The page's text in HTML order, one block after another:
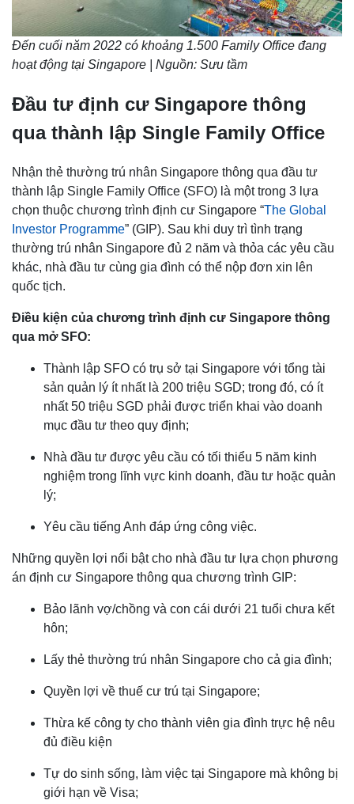
Đến cuối năm 2022 có khoảng 1.500 Family Office đang
hoạt động tại Singapore | Nguồn: Sưu tầm
Đầu tư định cư Singapore thông
qua thành lập Single Family Office
Nhận thẻ thường trú nhân Singapore thông qua đầu tư
thành lập Single Family Office (SFO) là một trong 3 lựa
chọn thuộc chương trình định cư Singapore “The Global
Investor Programme” (GIP). Sau khi duy trì tình trạng
thường trú nhân Singapore đủ 2 năm và thỏa các yêu cầu
khác, nhà đầu tư cùng gia đình có thể nộp đơn xin lên
quốc tịch.
Điều kiện của chương trình định cư Singapore thông
qua mở SFO:
Thành lập SFO có trụ sở tại Singapore với tổng tài
sản quản lý ít nhất là 200 triệu SGD; trong đó, có ít
nhất 50 triệu SGD phải được triển khai vào doanh
mục đầu tư theo quy định;
Nhà đầu tư được yêu cầu có tối thiểu 5 năm kinh
nghiệm trong lĩnh vực kinh doanh, đầu tư hoặc quản
lý;
Yêu cầu tiếng Anh đáp ứng công việc.
Những quyền lợi nổi bật cho nhà đầu tư lựa chọn phương
án định cư Singapore thông qua chương trình GIP:
Bảo lãnh vợ/chồng và con cái dưới 21 tuổi chưa kết
hôn;
Lấy thẻ thường trú nhân Singapore cho cả gia đình;
Quyền lợi về thuế cư trú tại Singapore;
Thừa kế công ty cho thành viên gia đình trực hệ nêu
đủ điều kiện
Tự do sinh sống, làm việc tại Singapore mà không bị
giới hạn về Visa;